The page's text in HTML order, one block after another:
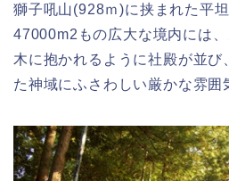
獅子吼山(928ｍ)に挟まれた平
47000m2もの広大な境内には
木に抱かれるように社殿が並び
た神域にふさわしい厳かな雰囲